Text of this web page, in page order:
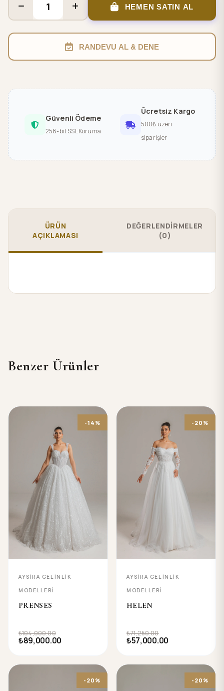
HEMEN SATIN AL
RANDEVU AL & DENE
Güvenli Ödeme
256-bit SSL Koruma
Ücretsiz Kargo
500₺ üzeri
siparişler
ÜRÜN
AÇIKLAMASI
DEĞERLENDİRMELER
(0)
Benzer Ürünler
-14%
AYSIRA GELINLIK
MODELLERI
PRENSES
₺104,000.00
₺89,000.00
-20%
AYSIRA GELINLIK
MODELLERI
HELEN
₺71,250.00
₺57,000.00
-20% -20%